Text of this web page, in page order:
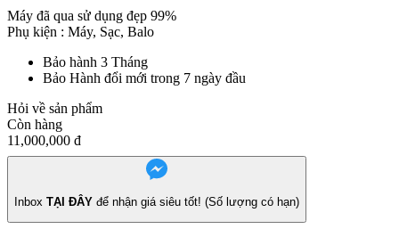
Máy đã qua sử dụng đẹp 99%
Phụ kiện : Máy, Sạc, Balo
Bảo hành 3 Tháng
Bảo Hành đổi mới trong 7 ngày đầu
Hỏi về sản phẩm
Còn hàng
11,000,000 đ
Inbox TẠI ĐÂY để nhận giá siêu tốt! (Số lượng có hạn)